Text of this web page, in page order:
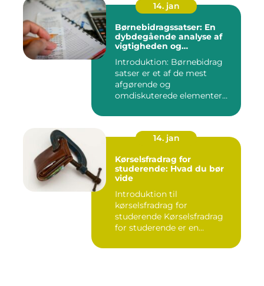
14. jan
Børnebidragssatser: En
dybdegående analyse af
vigtigheden og
Introduktion: Børnebidrag
satser er et af de mest
afgørende og
omdiskuterede elementer
14. jan
Kørselsfradrag for
studerende: Hvad du bør
vide
Introduktion til
kørselsfradrag for
studerende Kørselsfradrag
for studerende er en